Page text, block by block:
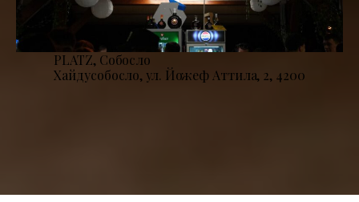
PLATZ, Собосло
Хайдусобосло, ул. Йожеф Аттила, 2, 4200